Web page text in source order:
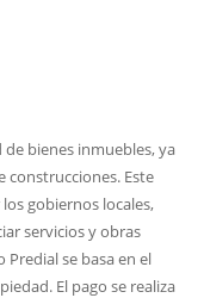
bienes inmuebles, ya
construcciones. Este
gobiernos locales,
servicios y obras
Predial se basa en el
El pago se realiza